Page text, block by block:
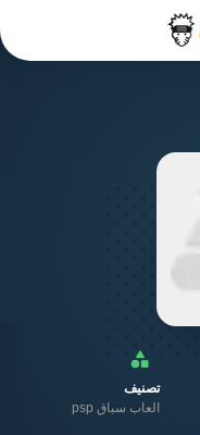
تصنيف
العاب سباق psp